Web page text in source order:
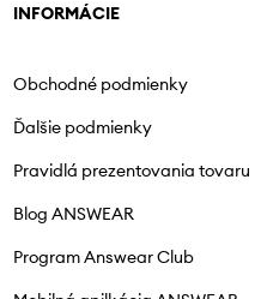
INFORMÁCIE
Obchodné podmienky
Ďalšie podmienky
Pravidlá prezentovania tovaru
Blog ANSWEAR
Program Answear Club